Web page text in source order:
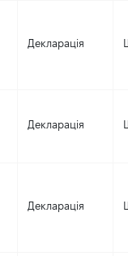
Декларація
Декларація
Декларація